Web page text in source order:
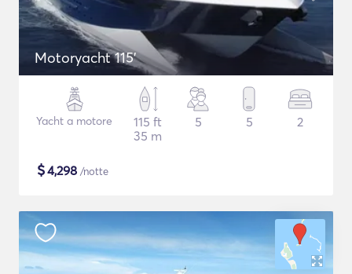
Motoryacht 115'
Yacht a motore
115 ft
35 m
5 5 2
$4,298 /notte